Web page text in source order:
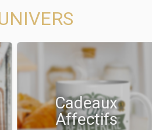
Cadeaux
Affectifs